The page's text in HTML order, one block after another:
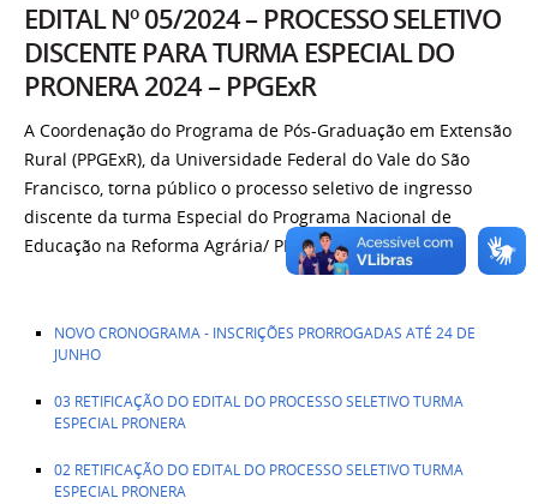
EDITAL Nº 05/2024 – PROCESSO SELETIVO
DISCENTE PARA TURMA ESPECIAL DO
PRONERA 2024 – PPGExR
A Coordenação do Programa de Pós-Graduação em Extensão
Rural (PPGExR), da Universidade Federal do Vale do São
Francisco, torna público o processo seletivo de ingresso
discente da turma Especial do Programa Nacional de
Educação na Reforma Agrária/ PRONERA 2024.
NOVO CRONOGRAMA - INSCRIÇÕES PRORROGADAS ATÉ 24 DE
JUNHO
03 RETIFICAÇÃO DO EDITAL DO PROCESSO SELETIVO TURMA
ESPECIAL PRONERA
02 RETIFICAÇÃO DO EDITAL DO PROCESSO SELETIVO TURMA
ESPECIAL PRONERA